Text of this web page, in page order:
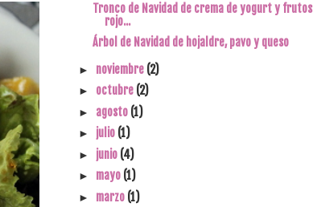
Tronco de Navidad de crema de yogurt y frutos
rojo...
Árbol de Navidad de hojaldre, pavo y queso
► noviembre (2)
► octubre (2)
► agosto (1)
► julio (1)
► junio (4)
► mayo (1)
► marzo (1)